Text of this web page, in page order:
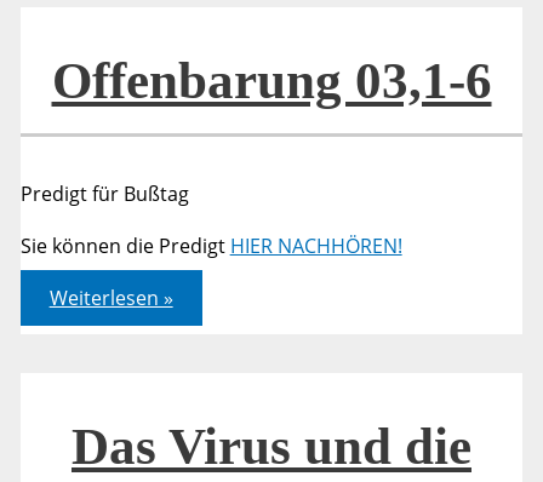
Offenbarung 03,1-6
Predigt für Bußtag
Sie können die Predigt HIER NACHHÖREN!
Offenbarung
03,1-
6
Weiterlesen »
Das Virus und die